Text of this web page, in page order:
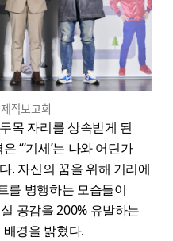
작보고회
목 자리를 상속받게 된
“‘기세’는 나와 어딘가
. 자신의 꿈을 위해 거리에
를 병행하는 모습들이
공감을 200% 유발하는
배경을 밝혔다.